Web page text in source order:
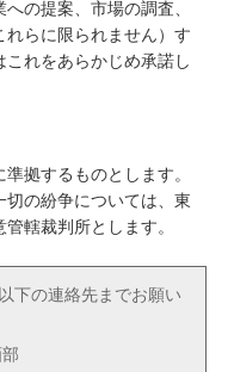
の提案、市場の調査、
れらに限られません）す
れをあらかじめ承諾し
拠するものとします。
の紛争については、東
轄裁判所とします。
下の連絡先までお願い